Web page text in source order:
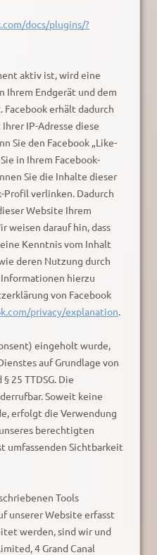
docs/plugins/?
aktiv ist, wird eine
Ihrem Endgerät und dem
Facebook erhält dadurch
IP-Adresse diese
Sie den Facebook „Like-
in Ihrem Facebook-
Sie die Inhalte dieser
Profil verlinken. Dadurch
Website Ihrem
weisen darauf hin, dass
Kenntnis vom Inhalt
deren Nutzung durch
hierzu
von Facebook
privacy/explanation.
eingeholt wurde,
auf Grundlage von
25 TTDSG. Die
Soweit keine
erfolgt die Verwendung
berechtigten
umfassenden Sichtbarkeit
Tools
unserer Website erfasst
werden, sind wir und
4 Grand Canal